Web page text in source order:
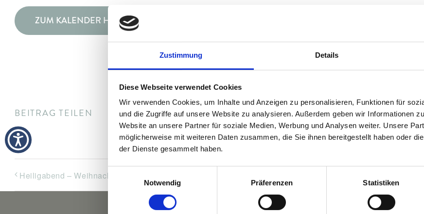
Zustimmung Details
Diese Webseite verwendet Cookies
Wir verwenden Cookies, um Inhalte und Anzeigen zu personalisieren, Funktionen für
und die Zugriffe auf unsere Website zu analysieren. Außerdem geben wir Informationen
Website an unsere Partner für soziale Medien, Werbung und Analysen weiter. Unsere
möglicherweise mit weiteren Daten zusammen, die Sie ihnen bereitgestellt haben oder
der Dienste gesammelt haben.
Einwilligungsauswahl
Notwendig
Präferenzen Statistiken
ZUM KALENDER HINZUFÜGEN
BEITRAG TEILEN Facebook
X RedditLinkedInWhatsApp
TumblrPinterest
Heiligabend – Weihnachtsmenü